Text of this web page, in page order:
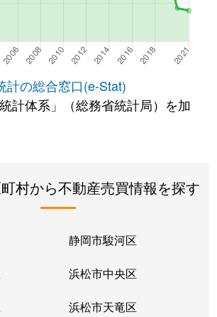
計の総合窓口(e-Stat)
計体系」（総務省統計局）を加
村から不動産売買情報を探す
静岡市駿河区
浜松市中央区
浜松市天竜区